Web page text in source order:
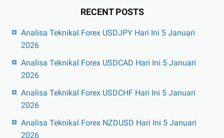
RECENT POSTS
Analisa Teknikal Forex USDJPY Hari Ini 5 Januari
2026
Analisa Teknikal Forex USDCAD Hari Ini 5 Januari
2026
Analisa Teknikal Forex USDCHF Hari Ini 5 Januari
2026
Analisa Teknikal Forex NZDUSD Hari Ini 5 Januari
2026